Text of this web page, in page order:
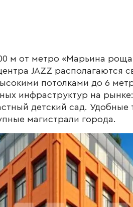
м от метро «Марьина
JAZZ располагаются
потолками до 6
инфраструктур на
детский сад. Удобные
магистрали города.